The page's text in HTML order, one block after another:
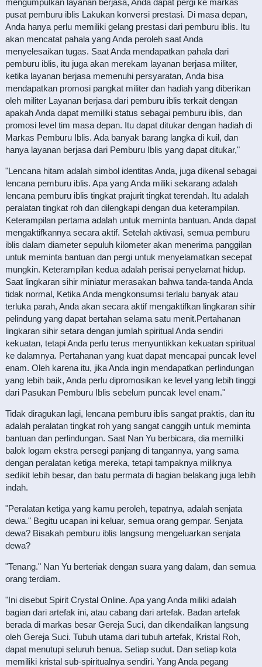
mengumpulkan layanan berjasa, Anda dapat pergi ke markas
pusat pemburu iblis Lakukan konversi prestasi. Di masa depan,
Anda hanya perlu memiliki gelang prestasi dari pemburu iblis. Itu
akan mencatat pahala yang Anda peroleh saat Anda
menyelesaikan tugas. Saat Anda mendapatkan pahala dari
pemburu iblis, itu juga akan merekam layanan berjasa militer,
ketika layanan berjasa memenuhi persyaratan, Anda bisa
mendapatkan promosi pangkat militer dan hadiah yang diberikan
oleh militer Layanan berjasa dari pemburu iblis terkait dengan
apakah Anda dapat memiliki status sebagai pemburu iblis, dan
promosi level tim masa depan. Itu dapat ditukar dengan hadiah di
Markas Pemburu Iblis. Ada banyak barang langka di kuil, dan
hanya layanan berjasa dari Pemburu Iblis yang dapat ditukar,"
"Lencana hitam adalah simbol identitas Anda, juga dikenal sebagai
lencana pemburu iblis. Apa yang Anda miliki sekarang adalah
lencana pemburu iblis tingkat prajurit tingkat terendah. Itu adalah
peralatan tingkat roh dan dilengkapi dengan dua keterampilan.
Keterampilan pertama adalah untuk meminta bantuan. Anda dapat
mengaktifkannya secara aktif. Setelah aktivasi, semua pemburu
iblis dalam diameter sepuluh kilometer akan menerima panggilan
untuk meminta bantuan dan pergi untuk menyelamatkan secepat
mungkin. Keterampilan kedua adalah perisai penyelamat hidup.
Saat lingkaran sihir miniatur merasakan bahwa tanda-tanda Anda
tidak normal, Ketika Anda mengkonsumsi terlalu banyak atau
terluka parah, Anda akan secara aktif mengaktifkan lingkaran sihir
pelindung yang dapat bertahan selama satu menit.Pertahanan
lingkaran sihir setara dengan jumlah spiritual Anda sendiri
kekuatan, tetapi Anda perlu terus menyuntikkan kekuatan spiritual
ke dalamnya. Pertahanan yang kuat dapat mencapai puncak level
enam. Oleh karena itu, jika Anda ingin mendapatkan perlindungan
yang lebih baik, Anda perlu dipromosikan ke level yang lebih tinggi
dari Pasukan Pemburu Iblis sebelum puncak level enam."
Tidak diragukan lagi, lencana pemburu iblis sangat praktis, dan itu
adalah peralatan tingkat roh yang sangat canggih untuk meminta
bantuan dan perlindungan. Saat Nan Yu berbicara, dia memiliki
balok logam ekstra persegi panjang di tangannya, yang sama
dengan peralatan ketiga mereka, tetapi tampaknya miliknya
sedikit lebih besar, dan batu permata di bagian belakang juga lebih
indah.
"Peralatan ketiga yang kamu peroleh, tepatnya, adalah senjata
dewa." Begitu ucapan ini keluar, semua orang gempar. Senjata
dewa? Bisakah pemburu iblis langsung mengeluarkan senjata
dewa?
"Tenang." Nan Yu berteriak dengan suara yang dalam, dan semua
orang terdiam.
"Ini disebut Spirit Crystal Online. Apa yang Anda miliki adalah
bagian dari artefak ini, atau cabang dari artefak. Badan artefak
berada di markas besar Gereja Suci, dan dikendalikan langsung
oleh Gereja Suci. Tubuh utama dari tubuh artefak, Kristal Roh,
dapat menutupi seluruh benua. Setiap sudut. Dan setiap kota
memiliki kristal sub-spiritualnya sendiri. Yang Anda pegang